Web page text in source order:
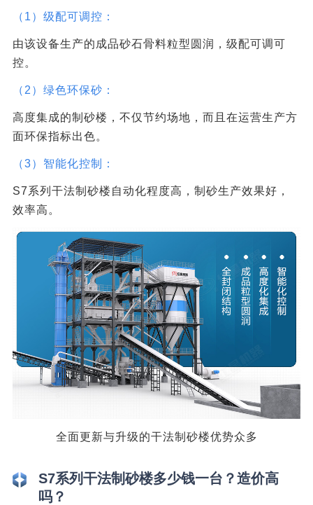
（1）级配可调控：
由该设备生产的成品砂石骨料粒型圆润，级配可调可
控。
（2）绿色环保砂：
高度集成的制砂楼，不仅节约场地，而且在运营生产方
面环保指标出色。
（3）智能化控制：
S7系列干法制砂楼自动化程度高，制砂生产效果好，
效率高。
全面更新与升级的干法制砂楼优势众多
S7系列干法制砂楼多少钱一台？造价高
吗？